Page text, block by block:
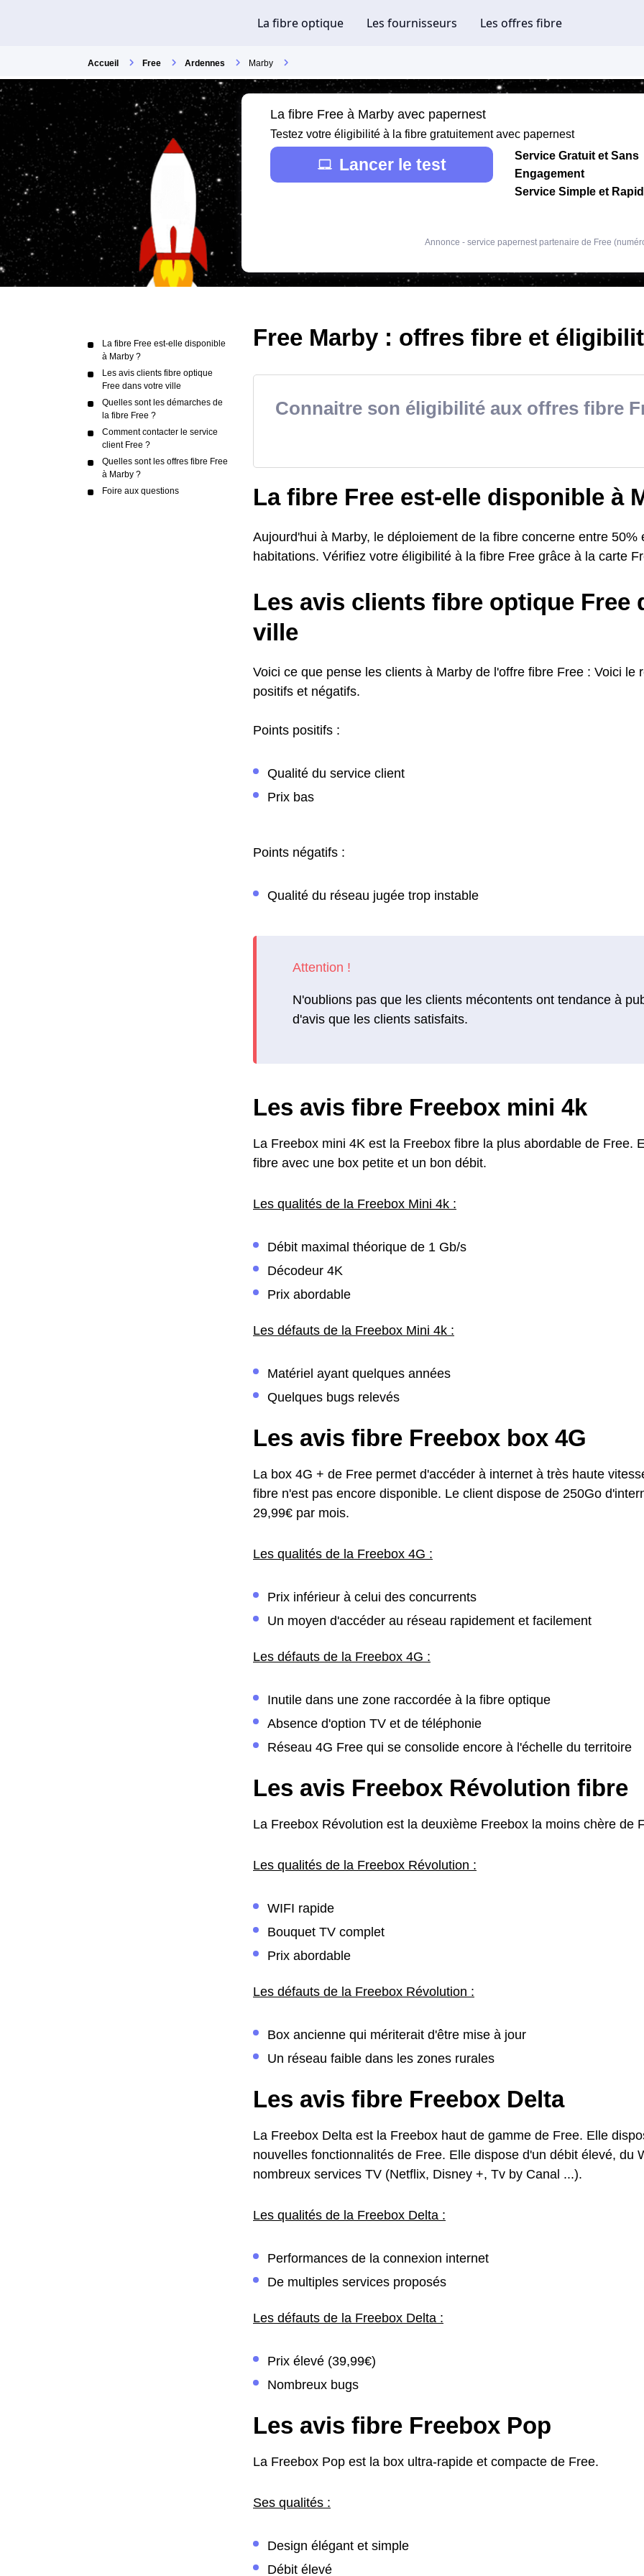
Accueil Free Ardennes Marby
La fibre Free à Marby avec papernest
Testez votre éligibilité à la fibre gratuitement avec papernest
Lancer le test
Service Gratuit et Sans
Engagement
Service Simple et
Annonce - service papernest partenaire de Free
La fibre Free est-elle disponible
à Marby ?
Les avis clients fibre optique
Free dans votre ville
Quelles sont les démarches de
la fibre Free ?
Comment contacter le service
client Free ?
Quelles sont les offres fibre Free
à Marby ?
Foire aux questions
Free Marby : offres fibre et
Connaitre son éligibilité aux offres fibre
La fibre Free est-elle disponible à
Aujourd'hui à Marby, le déploiement de la fibre concerne entre 50%
habitations. Vérifiez votre éligibilité à la fibre Free grâce à la carte
Les avis clients fibre optique Free
ville
Voici ce que pense les clients à Marby de l'offre fibre Free : Voici le
positifs et négatifs.
Points positifs :
Qualité du service client
Prix bas
Points négatifs :
Qualité du réseau jugée trop instable
N'oublions pas que les clients mécontents ont tendance à
d'avis que les clients satisfaits.
Les avis fibre Freebox mini 4k
La Freebox mini 4K est la Freebox fibre la plus abordable de Free.
fibre avec une box petite et un bon débit.
Les qualités de la Freebox Mini 4k :
Débit maximal théorique de 1 Gb/s
Décodeur 4K
Prix abordable
Les défauts de la Freebox Mini 4k :
Matériel ayant quelques années
Quelques bugs relevés
Les avis fibre Freebox box 4G
La box 4G + de Free permet d'accéder à internet à très haute
fibre n'est pas encore disponible. Le client dispose de 250Go
29,99€ par mois.
Les qualités de la Freebox 4G :
Prix inférieur à celui des concurrents
Un moyen d'accéder au réseau rapidement et facilement
Les défauts de la Freebox 4G :
Inutile dans une zone raccordée à la fibre optique
Absence d'option TV et de téléphonie
Réseau 4G Free qui se consolide encore à l'échelle du territoire
Les avis Freebox Révolution fibre
La Freebox Révolution est la deuxième Freebox la moins chère de
Les qualités de la Freebox Révolution :
WIFI rapide
Bouquet TV complet
Prix abordable
Les défauts de la Freebox Révolution :
Box ancienne qui mériterait d'être mise à jour
Un réseau faible dans les zones rurales
Les avis fibre Freebox Delta
La Freebox Delta est la Freebox haut de gamme de Free. Elle
nouvelles fonctionnalités de Free. Elle dispose d'un débit élevé, du
nombreux services TV (Netflix, Disney +, Tv by Canal ...).
Les qualités de la Freebox Delta :
Performances de la connexion internet
De multiples services proposés
Les défauts de la Freebox Delta :
Prix élevé (39,99€)
Nombreux bugs
Les avis fibre Freebox Pop
La Freebox Pop est la box ultra-rapide et compacte de Free.
Ses qualités :
Design élégant et simple
Débit élevé